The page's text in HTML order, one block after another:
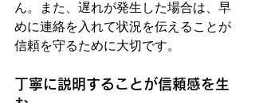
ん。また、遅れが発生した場合は、早
めに連絡を入れて状況を伝えることが
信頼を守るために大切です。
丁寧に説明することが信頼感を生